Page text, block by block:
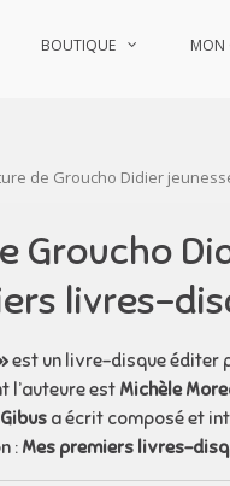
BOUTIQUE MON
de Groucho Didier
Groucho
livres-
est un livre-disque éditer
l’auteure est Michèle
Gibusa écrit composé et
: Mes premiers livres-